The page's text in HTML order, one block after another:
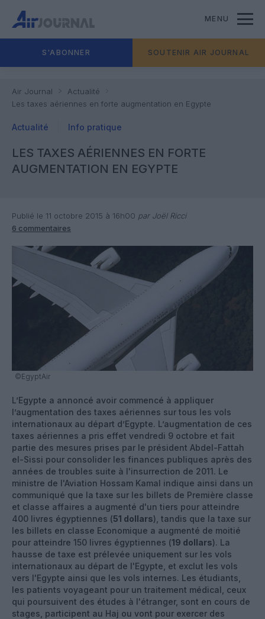
MENU
S'ABONNER SOUTENIR AIR JOURNAL
Air Journal
Actualité
Les taxes aériennes en forte augmentation en Egypte
Actualité Info pratique
LES TAXES AÉRIENNES EN FORTE
AUGMENTATION EN EGYPTE
Publié le 11 octobre 2015 à 16h00 par Joël Ricci
6 commentaires
©EgyptAir
L’Egypte a annoncé avoir commencé à appliquer
l’augmentation des taxes aériennes sur tous les vols
internationaux au départ d’Egypte. L’augmentation de ces
taxes aériennes a pris effet vendredi 9 octobre et fait
partie des mesures prises par le président Abdel-Fattah
el-Sissi pour consolider les finances publiques après des
années de troubles suite à l'insurrection de 2011. Le
ministre de l'Aviation Hossam Kamal indique ainsi dans un
communiqué que la taxe sur les billets de Première classe
et classe affaires a augmenté d'un tiers pour atteindre
400 livres égyptiennes (51 dollars), tandis que la taxe sur
les billets en classe Economique a augmenté de moitié
pour atteindre 150 livres égyptiennes (19 dollars). La
hausse de taxe est prélevée uniquement sur les vols
internationaux au départ de l'Egypte, et exclut les vols
vers l'Egypte ainsi que les vols internes. Les étudiants,
les patients voyageant pour un traitement médical, ceux
qui poursuivent des études à l'étranger, sont en cours de
stages, participent au Haj ou vont pour exercer des